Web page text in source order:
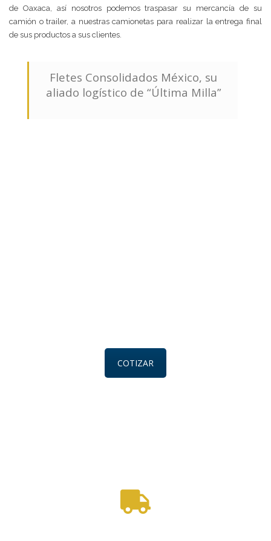
de Oaxaca, así nosotros podemos traspasar su mercancía de su
camión o trailer, a nuestras camionetas para realizar la entrega final
de sus productos a sus clientes.
Fletes Consolidados México, su
aliado logístico de “Última Milla”
COTIZAR